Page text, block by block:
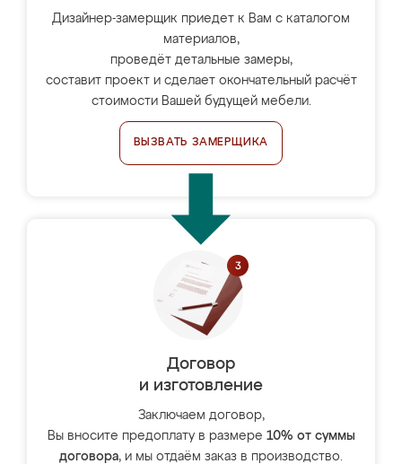
Дизайнер-замерщик приедет к Вам с каталогом
материалов,
проведёт детальные замеры,
составит проект и сделает окончательный расчёт
стоимости Вашей будущей мебели.
ВЫЗВАТЬ ЗАМЕРЩИКА
Договор
и изготовление
Заключаем договор,
Вы вносите предоплату в размере 10% от суммы
договора, и мы отдаём заказ в производство.